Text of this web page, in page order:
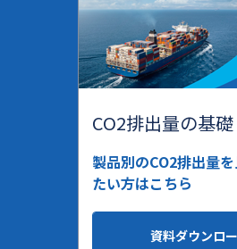
CO2排出量の基礎
製品別のCO2排出量
たい方はこちら
資料ダウンロ